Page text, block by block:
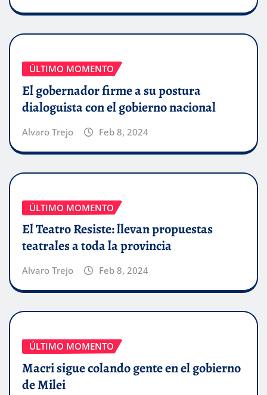
ÚLTIMO MOMENTO
El gobernador firme a su postura
dialoguista con el gobierno nacional
Alvaro Trejo Feb 8, 2024
ÚLTIMO MOMENTO
El Teatro Resiste: llevan propuestas
teatrales a toda la provincia
Alvaro Trejo Feb 8, 2024
ÚLTIMO MOMENTO
Macri sigue colando gente en el gobierno
de Milei